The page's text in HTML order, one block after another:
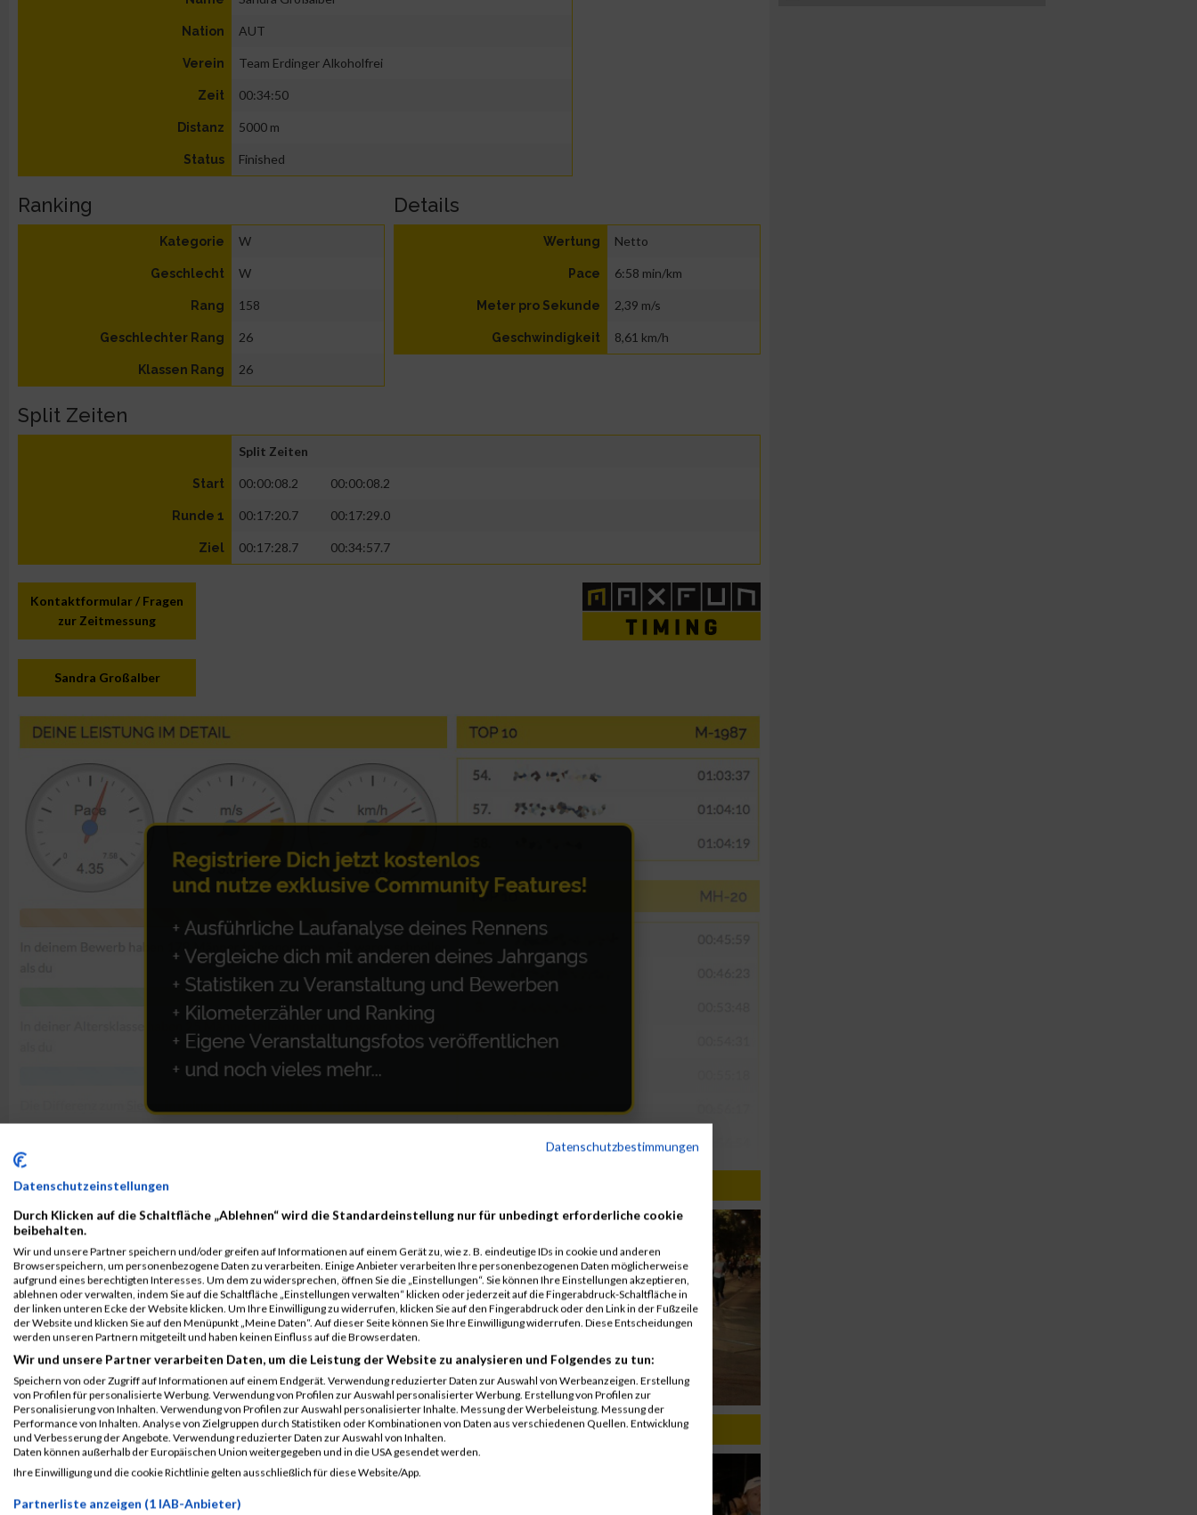
Nation AUT
Verein Team Erdinger Alkoholfrei
Zeit 00:34:50
Distanz 5000 m
Status Finished
Ranking
Kategorie W
Geschlecht W
Rang 158
Geschlechter Rang 26
Klassen Rang 26
Details
Wertung Netto
Pace 6:58 min/km
Meter pro Sekunde 2,39 m/s
Geschwindigkeit 8,61 km/h
Split Zeiten
Split Zeiten
Start 00:00:08.2 00:00:08.2
Runde 1 00:17:20.7 00:17:29.0
Ziel 00:17:28.7 00:34:57.7
Kontaktformular / Fragen
zur Zeitmessung
Sandra Großalber
ALBUM VIENNA NIGHT RUN 2019 / 25.09.2019
ALBUM IMPRESSIONEN VIENNA NIGHT RUN / 12.09.2019
Datenschutzbestimmungen
Datenschutzeinstellungen
Durch Klicken auf die Schaltfläche „Ablehnen“ wird die Standardeinstellung nur für unbedingt erforderliche cookie
beibehalten.
Wir und unsere Partner speichern und/oder greifen auf Informationen auf einem Gerät zu, wie z. B. eindeutige IDs in cookie und anderen
Browserspeichern, um personenbezogene Daten zu verarbeiten. Einige Anbieter verarbeiten Ihre personenbezogenen Daten möglicherweise
aufgrund eines berechtigten Interesses. Um dem zu widersprechen, öffnen Sie die „Einstellungen“. Sie können Ihre Einstellungen akzeptieren,
ablehnen oder verwalten, indem Sie auf die Schaltfläche „Einstellungen verwalten“ klicken oder jederzeit auf die Fingerabdruck-Schaltfläche in
der linken unteren Ecke der Website klicken. Um Ihre Einwilligung zu widerrufen, klicken Sie auf den Fingerabdruck oder den Link in der Fußzeile
der Website und klicken Sie auf den Menüpunkt „Meine Daten“. Auf dieser Seite können Sie Ihre Einwilligung widerrufen. Diese Entscheidungen
werden unseren Partnern mitgeteilt und haben keinen Einfluss auf die Browserdaten.
Wir und unsere Partner verarbeiten Daten, um die Leistung der Website zu analysieren und Folgendes zu tun:
Speichern von oder Zugriff auf Informationen auf einem Endgerät. Verwendung reduzierter Daten zur Auswahl von Werbeanzeigen. Erstellung
von Profilen für personalisierte Werbung. Verwendung von Profilen zur Auswahl personalisierter Werbung. Erstellung von Profilen zur
Personalisierung von Inhalten. Verwendung von Profilen zur Auswahl personalisierter Inhalte. Messung der Werbeleistung. Messung der
Performance von Inhalten. Analyse von Zielgruppen durch Statistiken oder Kombinationen von Daten aus verschiedenen Quellen. Entwicklung
und Verbesserung der Angebote. Verwendung reduzierter Daten zur Auswahl von Inhalten.
Daten können außerhalb der Europäischen Union weitergegeben und in die USA gesendet werden.
Ihre Einwilligung und die cookie Richtlinie gelten ausschließlich für diese Website/App.
Partnerliste anzeigen (1 IAB-Anbieter)